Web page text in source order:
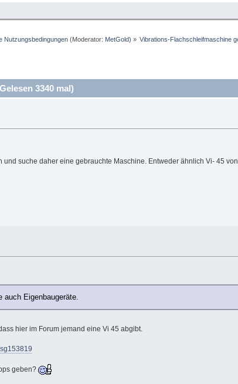
Nutzungsbedingungen(Moderator: MetGold) » Vibrations-Flachschleifmaschine
3340 mal)
suche daher eine gebrauchte Maschine. Entweder ähnlich Vi- 45
Eigenbaugeräte.
hier im Forum jemand eine Vi 45 abgibt.
geben?